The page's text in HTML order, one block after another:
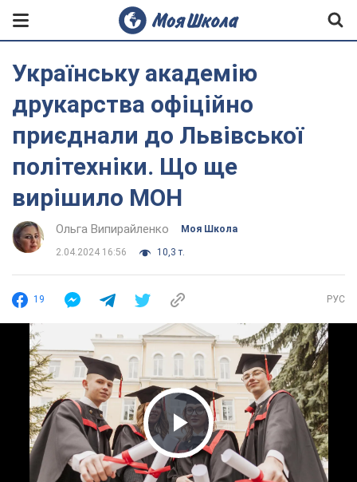
Українську академію
друкарства офіційно
приєднали до Львівської
політехніки. Що ще
вирішило МОН
Ольга Випирайленко Моя Школа
2.04.2024 16:56 10,3 т.
19 РУС
Play Video